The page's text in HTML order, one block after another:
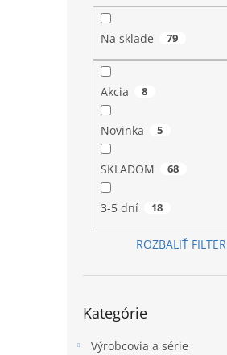
Na sklade 79
Akcia 8
Novinka 5
SKLADOM 68
3-5 dní 18
ROZBALIŤ FILTER
kategórie
Kategórie
Výrobcovia a série